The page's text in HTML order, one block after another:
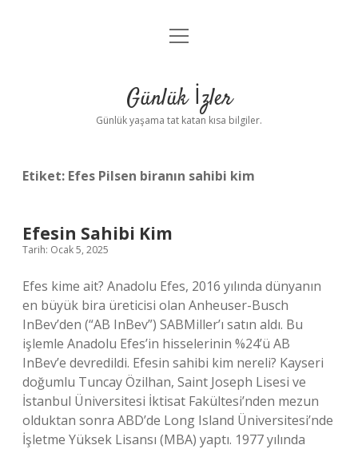
Anasayfa
Yasal Uyarı
menüyü
Günlük İzler
Günlük yaşama tat katan kısa bilgiler.
Etiket: Efes Pilsen biranın sahibi kim
Efesin Sahibi Kim
Tarih: Ocak 5, 2025
Efes kime ait? Anadolu Efes, 2016 yılında dünyanın
en büyük bira üreticisi olan Anheuser-Busch
InBev’den (“AB InBev”) SABMiller’ı satın aldı. Bu
işlemle Anadolu Efes’in hisselerinin %24’ü AB
InBev’e devredildi. Efesin sahibi kim nereli? Kayseri
doğumlu Tuncay Özilhan, Saint Joseph Lisesi ve
İstanbul Üniversitesi İktisat Fakültesi’nden mezun
olduktan sonra ABD’de Long Island Üniversitesi’nde
İşletme Yüksek Lisansı (MBA) yaptı. 1977 yılında